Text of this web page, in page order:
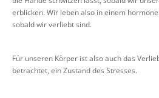
erblicken. Wir leben also in einem
sobald wir verliebt sind.
Für unseren Körper ist also auch das
betrachtet, ein Zustand des Stresses.